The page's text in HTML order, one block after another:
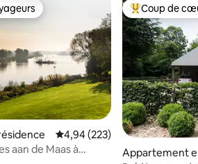
186 commentaires : 4,93 sur 5
Évaluation moyenne sur la
4,94 (223)
aan de Maas à
Coups de
Coup de
Appartement